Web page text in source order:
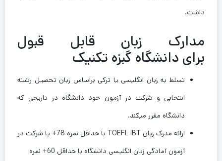
داشت.
مدارک زبان قابل قبول
برای دانشگاه گبزه تکنیک
تسلط به زبان انگلیسی یا ترکی براساس زبان تحصیل رشته
انتخابی و شرکت در آزمون خود دانشگاه در تاریخی که
دانشگاه مقرر میکند.
ارائه مدرک زبان TOEFL IBT با حداقل نمره 78+ یا شرکت در
آزمون آمادگی زبان انگلیسی دانشگاه با حداقل 60+ نمره